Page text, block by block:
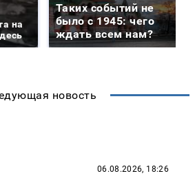
на
Таких событий не
было с 1945: чего
ждать всем нам?
новость
06.08.2026, 18:26